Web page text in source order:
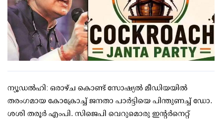
ന്യൂഡല്‍ഹി: ഒരാഴ്ച കൊണ്ട് സോഷ്യല്‍ മീഡിയയില്‍
തരംഗമായ കോക്രോച്ച് ജനതാ പാര്‍ട്ടിയെ പിന്തുണച്ച് ഡോ.
ശശി തരൂര്‍ എംപി. സിജെപി വെറുമൊരു ഇന്റര്‍നെറ്റ്